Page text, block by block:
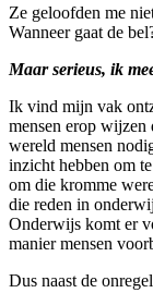
Ze geloofden me
Wanneer gaat de
Maar serieus, ik
Ik vind mijn vak
mensen erop
wereld mensen
inzicht hebben om
om die kromme
die reden in
Onderwijs komt er
manier mensen
Dus naast de